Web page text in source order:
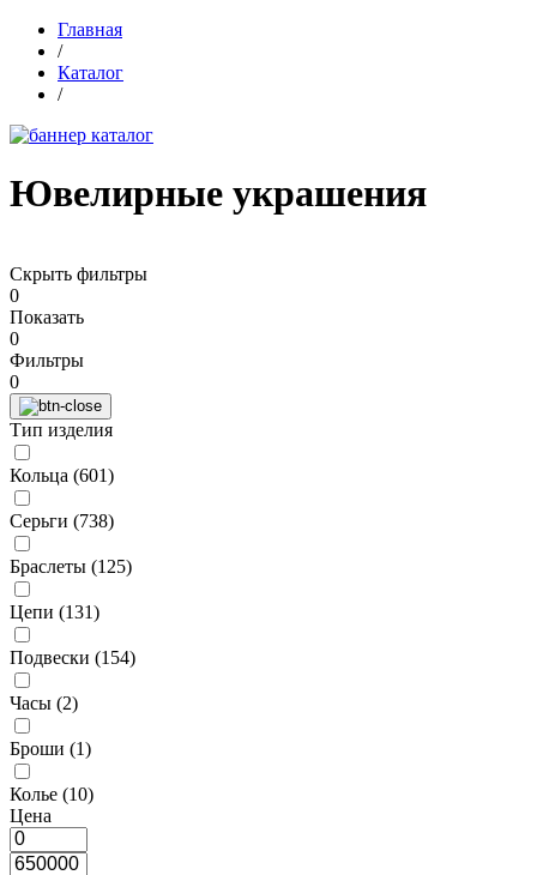
Главная
/
Каталог
/
Ювелирные украшения
Скрыть фильтры
0
Показать
0
Фильтры
0
Тип изделия
Кольца (601)
Серьги (738)
Браслеты (125)
Цепи (131)
Подвески (154)
Часы (2)
Броши (1)
Колье (10)
Цена